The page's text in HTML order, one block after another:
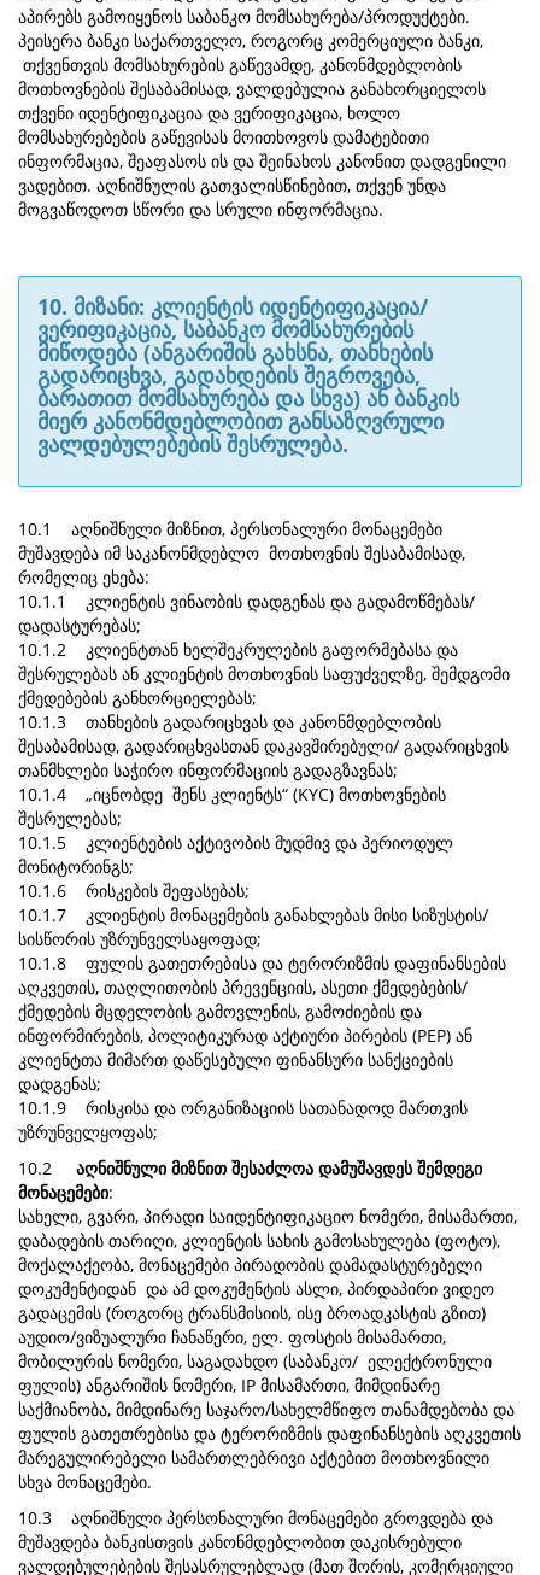
აპირებს გამოიყენოს საბანკო მომსახურება/პროდუქტები.
პეისერა ბანკი საქართველო, როგორც კომერციული ბანკი,
თქვენთვის მომსახურების გაწევამდე, კანონმდებლობის
მოთხოვნების შესაბამისად, ვალდებულია განახორციელოს
თქვენი იდენტიფიკაცია და ვერიფიკაცია, ხოლო
მომსახურებების გაწევისას მოითხოვოს დამატებითი
ინფორმაცია, შეაფასოს ის და შეინახოს კანონით დადგენილი
ვადებით. აღნიშნულის გათვალისწინებით, თქვენ უნდა
მოგვაწოდოთ სწორი და სრული ინფორმაცია.
10. მიზანი: კლიენტის იდენტიფიკაცია/
ვერიფიკაცია, საბანკო მომსახურების
მიწოდება (ანგარიშის გახსნა, თანხების
გადარიცხვა, გადახდების შეგროვება,
ბარათით მომსახურება და სხვა) ან ბანკის
მიერ კანონმდებლობით განსაზღვრული
ვალდებულებების შესრულება.
10.1 აღნიშნული მიზნით, პერსონალური მონაცემები
მუშავდება იმ საკანონმდებლო მოთხოვნის შესაბამისად,
რომელიც ეხება:
​​​​​​​10.1.1 კლიენტის ვინაობის დადგენას და გადამოწმებას/
დადასტურებას;
​​​​​​​10.1.2 კლიენტთან ხელშეკრულების გაფორმებასა და
შესრულებას ან კლიენტის მოთხოვნის საფუძველზე, შემდგომი
ქმედებების განხორციელებას;
​​​​​​​10.1.3 თანხების გადარიცხვას და კანონმდებლობის
შესაბამისად, გადარიცხვასთან დაკავშირებული/ გადარიცხვის
თანმხლები საჭირო ინფორმაციის გადაგზავნას;
​​​​​​​10.1.4 „იცნობდე შენს კლიენტს“ (KYC) მოთხოვნების
შესრულებას;
​​​​​​​10.1.5 კლიენტების აქტივობის მუდმივ და პერიოდულ
მონიტორინგს;
​​​​​​​10.1.6 რისკების შეფასებას;
10.1.7 კლიენტის მონაცემების განახლებას მისი სიზუსტის/
სისწორის უზრუნველსაყოფად;
​​​​​​​10.1.8 ფულის გათეთრებისა და ტერორიზმის დაფინანსების
აღკვეთის, თაღლითობის პრევენციის, ასეთი ქმედებების/
ქმედების მცდელობის გამოვლენის, გამოძიების და
ინფორმირების, პოლიტიკურად აქტიური პირების (PEP) ან
კლიენტთა მიმართ დაწესებული ფინანსური სანქციების
დადგენას;
10.1.9 რისკისა და ორგანიზაციის სათანადოდ მართვის
უზრუნველყოფას;
10.2 აღნიშნული მიზნით შესაძლოა დამუშავდეს შემდეგი
მონაცემები:
სახელი, გვარი, პირადი საიდენტიფიკაციო ნომერი, მისამართი,
დაბადების თარიღი, კლიენტის სახის გამოსახულება (ფოტო),
მოქალაქეობა, მონაცემები პირადობის დამადასტურებელი
დოკუმენტიდან და ამ დოკუმენტის ასლი, პირდაპირი ვიდეო
გადაცემის (როგორც ტრანსმისიის, ისე ბროადკასტის გზით)
აუდიო/ვიზუალური ჩანაწერი, ელ. ფოსტის მისამართი,
მობილურის ნომერი, საგადახდო (საბანკო/ ელექტრონული
ფულის) ანგარიშის ნომერი, IP მისამართი, მიმდინარე
საქმიანობა, მიმდინარე საჯარო/სახელმწიფო თანამდებობა და
ფულის გათეთრებისა და ტერორიზმის დაფინანსების აღკვეთის
მარეგულირებელი სამართლებრივი აქტებით მოთხოვნილი
სხვა მონაცემები.
10.3 აღნიშნული პერსონალური მონაცემები გროვდება და
მუშავდება ბანკისთვის კანონმდებლობით დაკისრებული
ვალდებულებების შესასრულებლად (მათ შორის, კომერციული